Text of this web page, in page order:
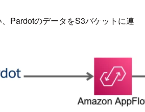
PardotのデータをS3バケットに連